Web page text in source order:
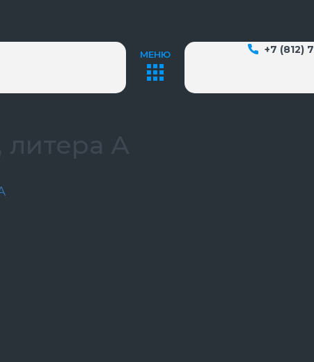
МЕНЮ +7 (812)
литера А